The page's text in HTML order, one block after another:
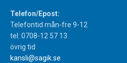
Telefon/Epost:
Telefontid mån-fre 9-12
tel: 0708-12 57 13
övrig tid
kansli@sagik.se